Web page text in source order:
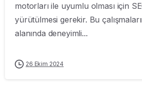
motorları ile uyumlu olması için
yürütülmesi gerekir. Bu
alanında deneyimli...
26 Ekim 2024